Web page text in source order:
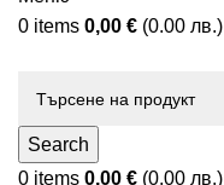
0 items 0,00 € (0.00 лв.)
Search
0 items 0,00 € (0.00 лв.)